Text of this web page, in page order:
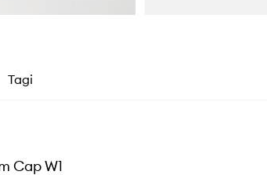
Tagi
Cap W1